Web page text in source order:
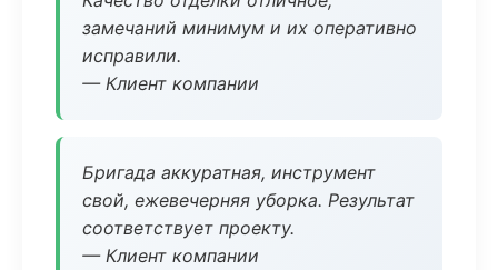
замечаний минимум и их оперативно
исправили.
— Клиент компании
Бригада аккуратная, инструмент
свой, ежевечерняя уборка. Результат
соответствует проекту.
— Клиент компании